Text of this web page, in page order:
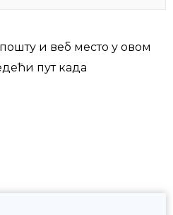
и веб место у овом
пут када